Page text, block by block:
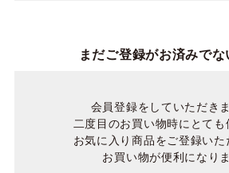
まだご登録がお済みで
会員登録をしていただき
二度目のお買い物時にとても
お気に入り商品をご登録いた
お買い物が便利になりま